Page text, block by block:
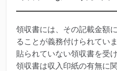
領収書には、その記載金額
ることが義務付けられてい
貼られていない領収書を受
領収書は収入印紙の有無に